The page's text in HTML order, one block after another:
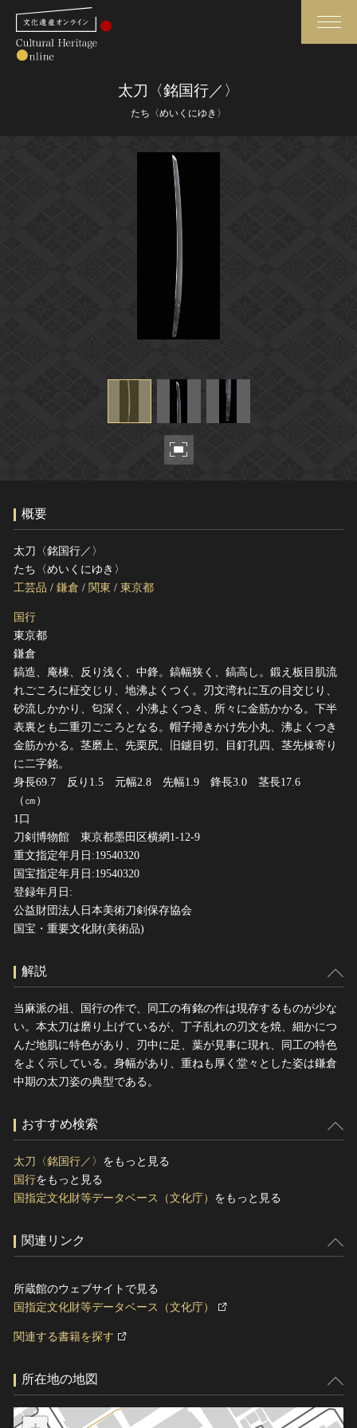
さらに詳細検索
お知らせ一覧
このサイトについて
関連サイトリンク
サイトマップ
サイトのご意見はこちら
文化遺産データベース
国指定文化財等データベース
太刀〈銘国行／〉
たち〈めいくにゆき〉
概要
太刀〈銘国行／〉
たち〈めいくにゆき〉
工芸品 / 鎌倉 / 関東 / 東京都
国行
東京都
鎌倉
鎬造、庵棟、反り浅く、中鋒。鎬幅狭く、鎬高し。鍛え板目肌流
れごころに柾交じり、地沸よくつく。刃文湾れに互の目交じり、
砂流しかかり、匂深く、小沸よくつき、所々に金筋かかる。下半
表裏とも二重刃ごころとなる。帽子掃きかけ先小丸、沸よくつき
金筋かかる。茎磨上、先栗尻、旧鑢目切、目釘孔四、茎先棟寄り
に二字銘。
身長69.7 反り1.5 元幅2.8 先幅1.9 鋒長3.0 茎長17.6
（㎝）
1口
刀剣博物館 東京都墨田区横網1-12-9
重文指定年月日:19540320
国宝指定年月日:19540320
登録年月日:
公益財団法人日本美術刀剣保存協会
国宝・重要文化財(美術品)
解説
当麻派の祖、国行の作で、同工の有銘の作は現存するものが少な
い。本太刀は磨り上げているが、丁子乱れの刃文を焼、細かにつ
んだ地肌に特色があり、刃中に足、葉が見事に現れ、同工の特色
をよく示している。身幅があり、重ねも厚く堂々とした姿は鎌倉
中期の太刀姿の典型である。
おすすめ検索
太刀〈銘国行／〉 をもっと見る
国行をもっと見る
国指定文化財等データベース（文化庁） をもっと見る
関連リンク
所蔵館のウェブサイトで見る
国指定文化財等データベース（文化庁）
関連する書籍を探す
所在地の地図